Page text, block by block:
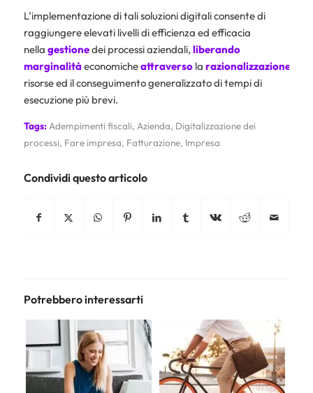
L’implementazione di tali soluzioni digitali consente di
raggiungere elevati livelli di efficienza ed efficacia
nella gestionedei processi aziendali, liberando
marginalitàeconomicheattraversola razionalizzazione
risorse ed il conseguimento generalizzato di tempi di
esecuzione più brevi.
Tags:Adempimenti fiscali, Azienda, Digitalizzazione dei
processi, Fare impresa, Fatturazione, Impresa
Condividi questo articolo
Potrebbero interessarti